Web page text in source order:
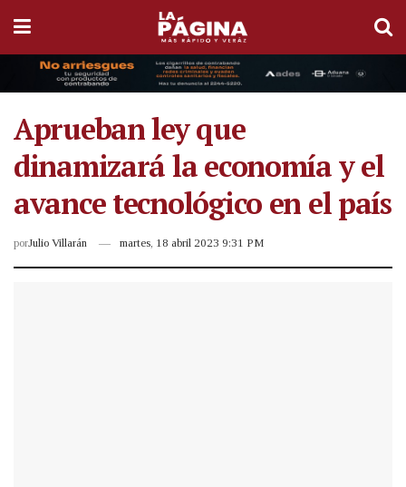
Aprueban ley que
dinamizará la economía y el
avance tecnológico en el país
porJulio Villarán martes, 18 abril 2023 9:31 PM